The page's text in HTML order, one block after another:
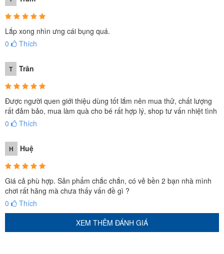
Lắp xong nhìn ưng cái bụng quá.
0
Thích
T Trân
Được người quen giới thiệu dùng tốt lắm nên mua thử, chất lượng
rất đảm bảo, mua làm quà cho bé rất hợp lý, shop tư vấn nhiệt tình
0
Thích
H Huệ
Giá cả phù hợp. Sản phẩm chắc chắn, có vẻ bền 2 bạn nhà mình
chơi rất hăng mà chưa thấy vấn đề gì ?
0
Thích
XEM THÊM ĐÁNH GIÁ